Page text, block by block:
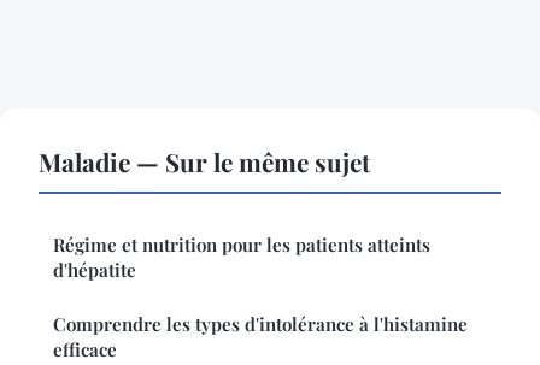
Maladie — Sur le même sujet
Régime et nutrition pour les patients atteints
d'hépatite
Comprendre les types d'intolérance à l'histamine
efficace